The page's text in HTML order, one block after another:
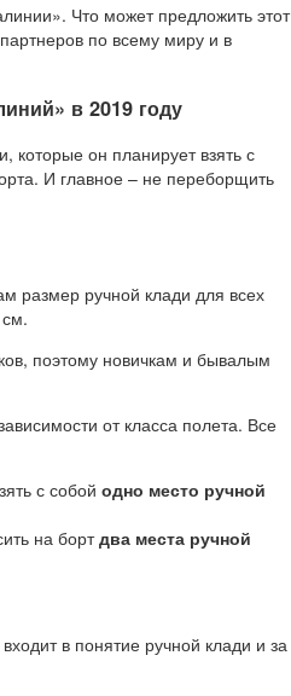
Что может предложить этот
по всему миру и в
в 2019 году
которые он планирует взять с
И главное – не переборщить
размер ручной клади для всех
поэтому новичкам и бывалым
от класса полета. Все
с собой одно место ручной
на бортдва места ручной
в понятие ручной клади и за